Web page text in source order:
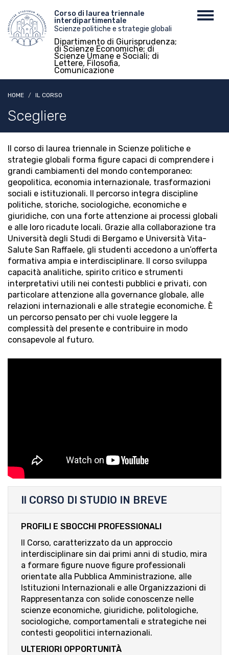
contenuto
principale
Menu
top
Corso di laurea triennale
interdipartimentale
Scienze politiche e strategie globali
Dipartimento di Giurisprudenza;
di Scienze Economiche; di
Scienze Umane e Sociali; di
Lettere, Filosofia,
Comunicazione
HOME IL CORSO
Scegliere
Il corso di laurea triennale in Scienze politiche e
strategie globali forma figure capaci di comprendere i
grandi cambiamenti del mondo contemporaneo:
geopolitica, economia internazionale, trasformazioni
sociali e istituzionali. Il percorso integra discipline
politiche, storiche, sociologiche, economiche e
giuridiche, con una forte attenzione ai processi globali
e alle loro ricadute locali. Grazie alla collaborazione tra
Università degli Studi di Bergamo e Università Vita-
Salute San Raffaele, gli studenti accedono a un’offerta
formativa ampia e interdisciplinare. Il corso sviluppa
capacità analitiche, spirito critico e strumenti
interpretativi utili nei contesti pubblici e privati, con
particolare attenzione alla governance globale, alle
relazioni internazionali e alle strategie economiche. È
un percorso pensato per chi vuole leggere la
complessità del presente e contribuire in modo
consapevole al futuro.
Il CORSO DI STUDIO IN BREVE
PROFILI E SBOCCHI PROFESSIONALI
Il Corso, caratterizzato da un approccio
interdisciplinare sin dai primi anni di studio, mira
a formare figure nuove figure professionali
orientate alla Pubblica Amministrazione, alle
Istituzioni Internazionali e alle Organizzazioni di
Rappresentanza con solide conoscenze nelle
scienze economiche, giuridiche, politologiche,
sociologiche, comportamentali e strategiche nei
contesti geopolitici internazionali.
ULTERIORI OPPORTUNITÀ